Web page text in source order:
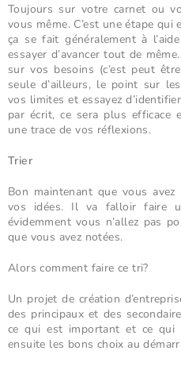
Toujours sur votre carnet ou
vous même. C’est une étape
ça se fait généralement à
essayer d’avancer tout de
sur vos besoins (c’est peut
seule d’ailleurs, le point sur
vos limites et essayez
par écrit, ce sera plus efficace
une trace de vos réflexions.
Trier
Bon maintenant que vous
vos idées. Il va falloir faire
évidemment vous n’allez pas
que vous avez notées.
Alors comment faire ce tri?
Un projet de création
des principaux et des
ce qui est important et ce qui
ensuite les bons choix au